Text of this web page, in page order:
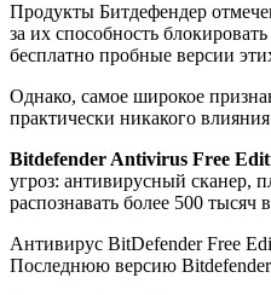
Продукты Битдефендер
за их способность
бесплатно пробные версии
Однако, самое широкое
практически никакого
Bitdefender Antivirus Free
угроз: антивирусный сканер,
распознавать более 500 тысяч
Антивирус BitDefender Free
Последнюю версию Bitdefender